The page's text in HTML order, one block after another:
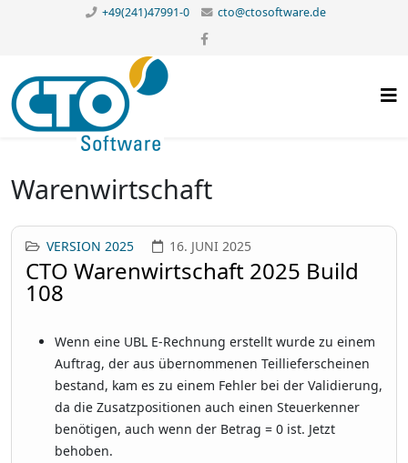
+49(241)47991-0 cto@ctosoftware.de
Warenwirtschaft
VERSION 2025 16. JUNI 2025
CTO Warenwirtschaft 2025 Build
108
Wenn eine UBL E-Rechnung erstellt wurde zu einem
Auftrag, der aus übernommenen Teillieferscheinen
bestand, kam es zu einem Fehler bei der Validierung,
da die Zusatzpositionen auch einen Steuerkenner
benötigen, auch wenn der Betrag = 0 ist. Jetzt
behoben.